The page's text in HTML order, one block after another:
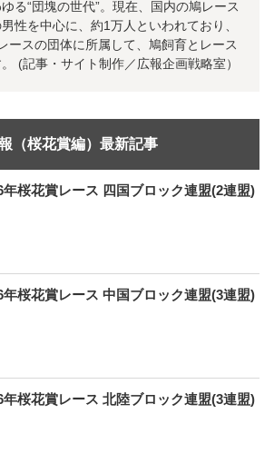
る“団塊の世代”。現在、国内の鳩レース
性を中心に、約1万人といわれており、
ースの団体に所属して、鳩飼育とレース
(記事・サイト制作／広報企画戦略室）
（桜花賞編）最新記事
年桜花賞レース 四国ブロック連盟(2連盟)
年桜花賞レース 中国ブロック連盟(3連盟)
年桜花賞レース 北陸ブロック連盟(3連盟)